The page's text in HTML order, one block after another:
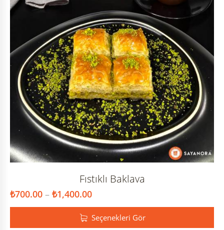
Fıstıklı Baklava
₺700.00 – ₺1,400.00
Seçenekleri Gör